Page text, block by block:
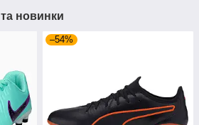
та новинки
–54%